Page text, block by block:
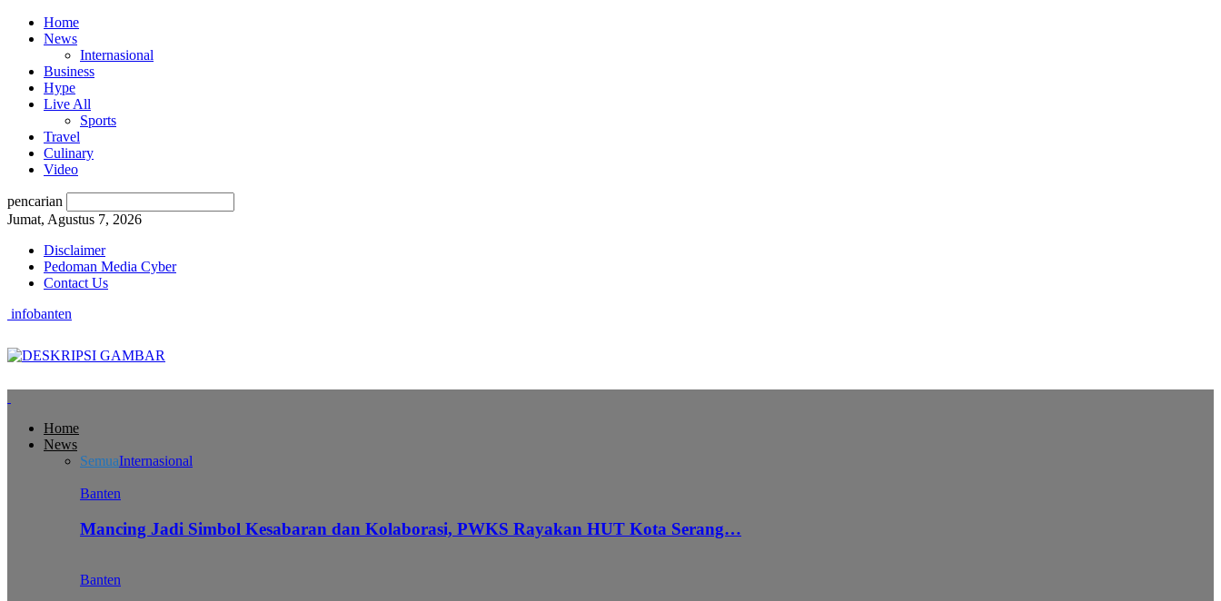
Home
News
Internasional
Business
Hype
Live All
Sports
Travel
Culinary
Video
pencarian
Jumat, Agustus 7, 2026
Disclaimer
Pedoman Media Cyber
Contact Us
infobanten
Home
News
SemuaInternasional
Banten
Mancing Jadi Simbol Kesabaran dan Kolaborasi, PWKS Rayakan HUT Kota Serang…
Banten